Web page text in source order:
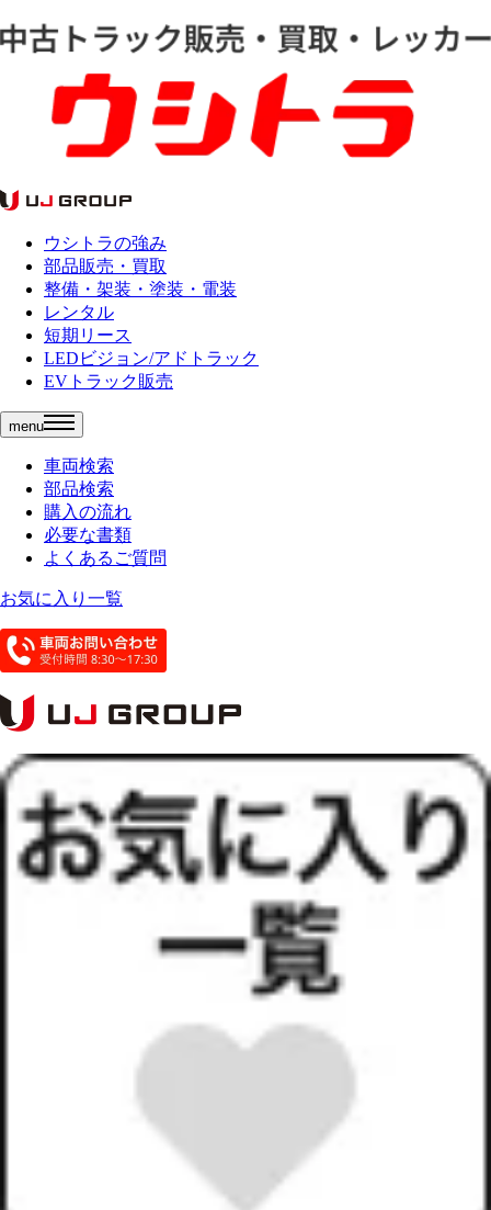
ウシトラの強み
部品販売・買取
整備・架装・塗装・電装
レンタル
短期リース
LEDビジョン/アドトラック
EVトラック販売
menu
車両検索
部品検索
購入の流れ
必要な書類
よくあるご質問
お気に入り一覧